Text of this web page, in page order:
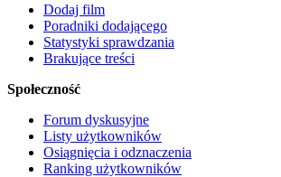
Dodaj film
Poradniki dodającego
Statystyki sprawdzania
Brakujące treści
Społeczność
Forum dyskusyjne
Listy użytkowników
Osiągnięcia i odznaczenia
Ranking użytkowników